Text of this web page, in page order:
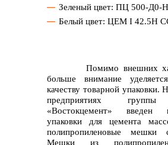
Зеленый цвет: ПЦ 500-Д0-
Белый цвет: ЦЕМ I 42.5Н
Помимо внешних
больше внимание
качеству товарной упаковки.
предприятиях группы
«Востокцемент»
упаковки для цемента
полипропиленовые мешки
Мешки из